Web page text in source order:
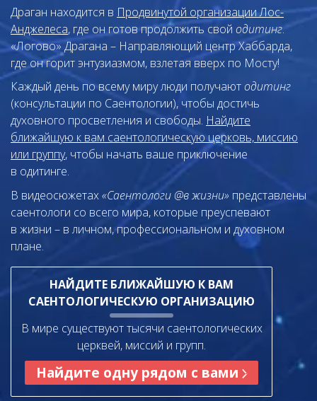
Драган находится в Продвинутой организации Лос-
Анджелеса, где он готов продолжить свой одитинг.
«Логово» Драгана – Направляющий центр Хаббарда,
где он горит энтузиазмом, взлетая вверх по Мосту!
Каждый день по всему миру люди получаютодитинг
(консультации по Саентологии), чтобы достичь
духовного просветления и свободы. Найдите
ближайшую к вам саентологическую церковь, миссию
или группу, чтобы начать ваше приключение
в одитинге.
В видеосюжетах«Саентологи @в жизни» представлены
саентологи со всего мира, которые преуспевают
в жизни – в личном,профессиональном и духовном
плане.
НАЙДИТЕ БЛИЖАЙШУЮ К ВАМ
САЕНТОЛОГИЧЕСКУЮ ОРГАНИЗАЦИЮ
В мире существуют тысячи саентологических
церквей, миссий и групп.
Найдите одну рядом с вами